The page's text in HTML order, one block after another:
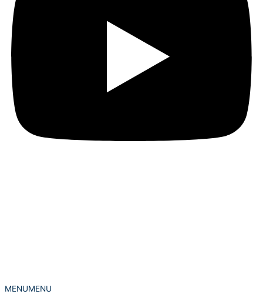
MENUMENU